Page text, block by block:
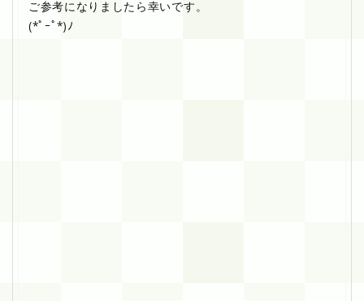
ご参考になりましたら幸いです。
(*ﾟｰﾟ*)ﾉ